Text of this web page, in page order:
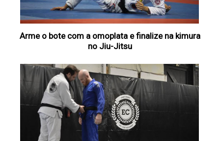
Arme o bote com a omoplata e finalize na kimura
no Jiu-Jitsu